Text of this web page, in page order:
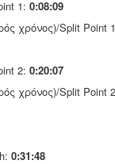
1: 0:08:09
χρόνος)/Split Point
2: 0:20:07
χρόνος)/Split Point
0:31:48